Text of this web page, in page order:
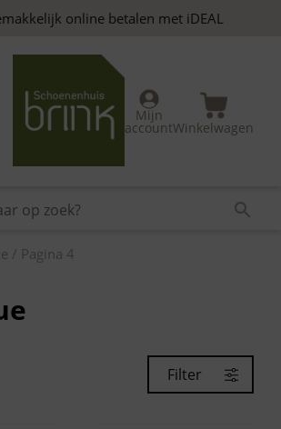
online betalen met iDEAL
Mijn
accountWinkelwagen
/ Pagina 4
Filter